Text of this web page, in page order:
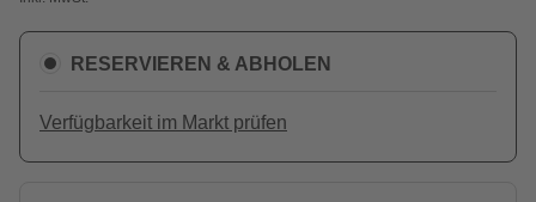
RESERVIEREN & ABHOLEN
Verfügbarkeit im Markt prüfen